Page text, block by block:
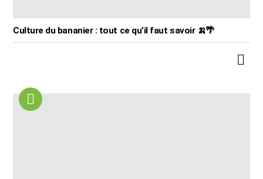
Culture du bananier : tout ce qu’il faut savoir 🍌🌴